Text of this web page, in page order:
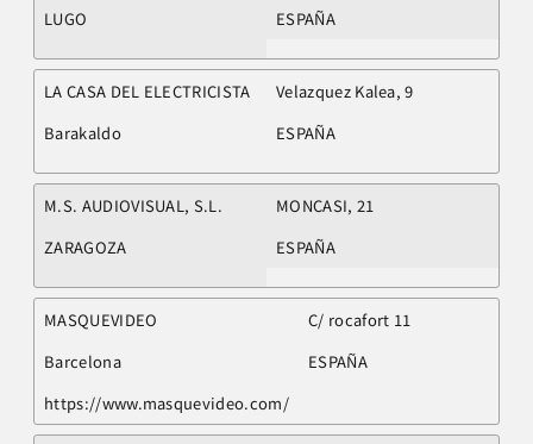
LUGO
ESPAÑA
LA CASA DEL ELECTRICISTA
Velazquez Kalea, 9
Barakaldo
ESPAÑA
M.S. AUDIOVISUAL, S.L.
MONCASI, 21
ZARAGOZA
ESPAÑA
MASQUEVIDEO
C/ rocafort 11
Barcelona
ESPAÑA
https://www.masquevideo.com/